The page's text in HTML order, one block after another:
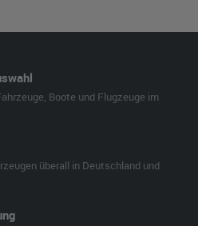
Boote und Flugzeuge im
überall in Deutschland und